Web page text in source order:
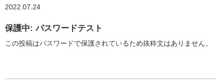
2022.07.24
保護中: パスワードテスト
この投稿はパスワードで保護されているため抜粋文はありません。